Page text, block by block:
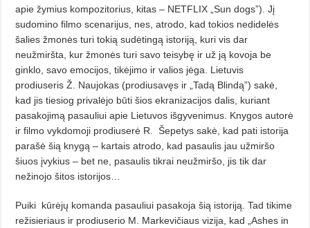
apie žymius kompozitorius, kitas – NETFLIX „Sun dogs”). Jį
sudomino filmo scenarijus, nes, atrodo, kad tokios nedidelės
šalies žmonės turi tokią sudėtingą istoriją, kuri vis dar
neužmiršta, kur žmonės turi savo teisybę ir už ją kovoja be
ginklo, savo emocijos, tikėjimo ir valios jėga. Lietuvis
prodiuseris Ž. Naujokas (prodiusavęs ir „Tadą Blindą”) sakė,
kad jis tiesiog privalėjo būti šios ekranizacijos dalis, kuriant
pasakojimą pasauliui apie Lietuvos išgyvenimus. Knygos autorė
ir filmo vykdomoji prodiuserė R.
Šepetys sakė, kad pati istorija
parašė šią knygą – kartais atrodo, kad pasaulis jau užmiršo
šiuos įvykius – bet ne, pasaulis tikrai neužmiršo, jis tik dar
nežinojo šitos istorijos…
Puiki kūrėjų komanda pasauliui pasakoja šią istoriją. Tad tikime
režisieriaus ir prodiuserio M. Markevičiaus vizija, kad „Ashes in